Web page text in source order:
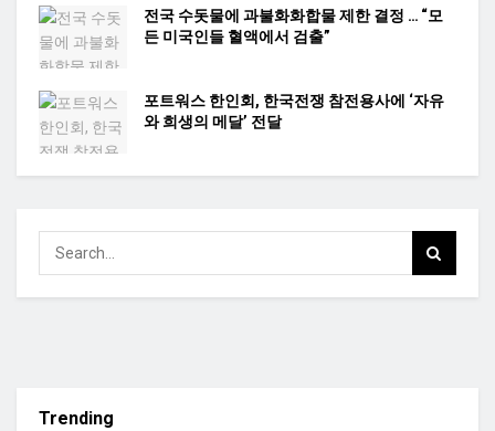
전국 수돗물에 과불화화합물 제한 결정 … “모
든 미국인들 혈액에서 검출”
포트워스 한인회, 한국전쟁 참전용사에 ‘자유
와 희생의 메달’ 전달
Trending